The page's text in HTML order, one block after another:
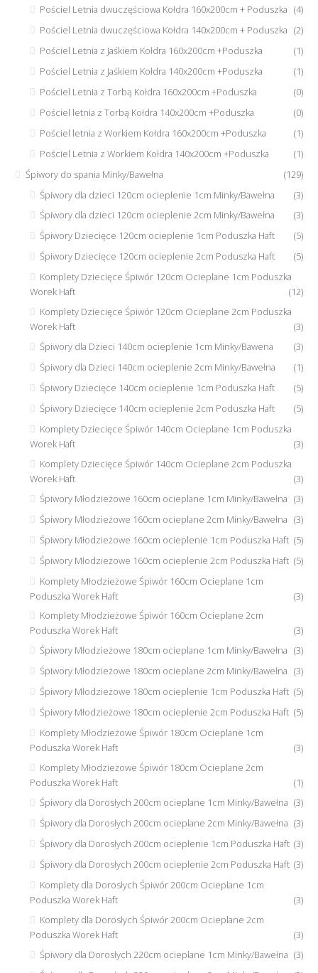
Pościel Letnia dwuczęściowa Kołdra 160x200cm + Poduszka (4)
Pościel Letnia dwuczęściowa Kołdra 140x200cm + Poduszka (2)
Pościel Letnia z Jaśkiem Kołdra 160x200cm +Poduszka
(1)
Pościel Letnia z Jaśkiem Kołdra 140x200cm +Poduszka
(1)
Pościel Letnia z Torbą Kołdra 160x200cm +Poduszka
(0)
Pościel letnia z Torbą Kołdra 140x200cm +Poduszka
(0)
Pościel letnia z Workiem Kołdra 160x200cm +Poduszka
(1)
Pościel Letnia z Workiem Kołdra 140x200cm +Poduszka
(1)
Śpiwory do spania Minky/Bawełna
(129)
Śpiwory dla dzieci 120cm ocieplenie 1cm Minky/Bawełna
(3)
Śpiwory dla dzieci 120cm ocieplenie 2cm Minky/Bawełna
(3)
Śpiwory Dziecięce 120cm ocieplenie 1cm Poduszka Haft
(5)
Śpiwory Dziecięce 120cm ocieplenie 2cm Poduszka Haft
(5)
Komplety Dziecięce Śpiwór 120cm Ocieplane 1cm Poduszka
Worek Haft
(12)
Komplety Dziecięce Śpiwór 120cm Ocieplane 2cm Poduszka
Worek Haft
(3)
Śpiwory dla Dzieci 140cm ocieplenie 1cm Minky/Bawena
(3)
Śpiwory dla Dzieci 140cm ocieplenie 2cm Minky/Bawełna
(1)
Śpiwory Dziecięce 140cm ocieplenie 1cm Poduszka Haft
(5)
Śpiwory Dziecięce 140cm ocieplenie 2cm Poduszka Haft
(5)
Komplety Dziecięce Śpiwór 140cm Ocieplane 1cm Poduszka
Worek Haft
(3)
Komplety Dziecięce Śpiwór 140cm Ocieplane 2cm Poduszka
Worek Haft
(3)
Śpiwory Młodzieżowe 160cm ocieplane 1cm Minky/Bawełna (3)
Śpiwory Młodzieżowe 160cm ocieplane 2cm Minky/Bawełna (3)
Śpiwory Młodzieżowe 160cm ocieplenie 1cm Poduszka Haft (5)
Śpiwory Młodzieżowe 160cm ocieplenie 2cm Poduszka Haft (5)
Komplety Młodzieżowe Śpiwór 160cm Ocieplane 1cm
Poduszka Worek Haft
(3)
Komplety Młodzieżowe Śpiwór 160cm Ocieplane 2cm
Poduszka Worek Haft
(3)
Śpiwory Młodzieżowe 180cm ocieplane 1cm Minky/Bawełna (3)
Śpiwory Młodzieżowe 180cm ocieplane 2cm Minky/Bawełna (3)
Śpiwory Młodzieżowe 180cm ocieplenie 1cm Poduszka Haft (5)
Śpiwory Młodzieżowe 180cm ocieplenie 2cm Poduszka Haft (5)
Komplety Młodzieżowe Śpiwór 180cm Ocieplane 1cm
Poduszka Worek Haft
(3)
Komplety Młodzieżowe Śpiwór 180cm Ocieplane 2cm
Poduszka Worek Haft
(1)
Śpiwory dla Dorosłych 200cm ocieplane 1cm Minky/Bawełna (3)
Śpiwory dla Dorosłych 200cm ocieplane 2cm Minky/Bawełna (3)
Śpiwory dla Dorosłych 200cm ocieplenie 1cm Poduszka Haft (3)
Śpiwory dla Dorosłych 200cm ocieplenie 2cm Poduszka Haft (3)
Komplety dla Dorosłych Śpiwór 200cm Ocieplane 1cm
Poduszka Worek Haft
(3)
Komplety dla Dorosłych Śpiwór 200cm Ocieplane 2cm
Poduszka Worek Haft
(3)
Śpiwory dla Dorosłych 220cm ocieplane 1cm Minky/Bawełna (3)